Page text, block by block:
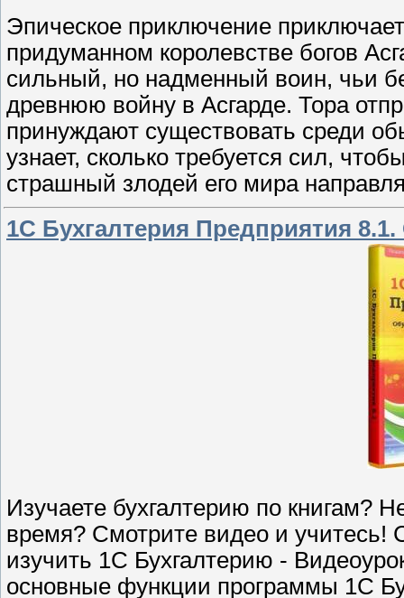
Эпическое приключение
придуманном королевстве богов
сильный, но надменный воин, чьи
древнюю войну в Асгарде. Тора
принуждают существовать среди
узнает, сколько требуется сил,
страшный злодей его мира
1С Бухгалтерия Предприятия
Изучаете бухгалтерию по книгам?
время? Смотрите видео и
изучить 1С Бухгалтерию -
основные функции программы 1С